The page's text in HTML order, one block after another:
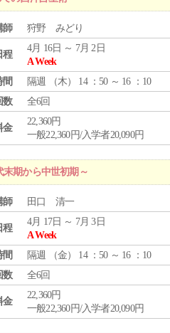
師 狩野 みどり
程
4月 16日 ～ 7月 2日
A Week
間
隔週 （木） 14 ：50 ～ 16 ：10
数
全6回
金
22,360円
一般22,360円/入学者20,090円
末期から中世初期～
師 田口 清一
程
4月 17日 ～ 7月 3日
A Week
間
隔週 （金） 14 ：50 ～ 16 ：10
数
全6回
金
22,360円
一般22,360円/入学者20,090円